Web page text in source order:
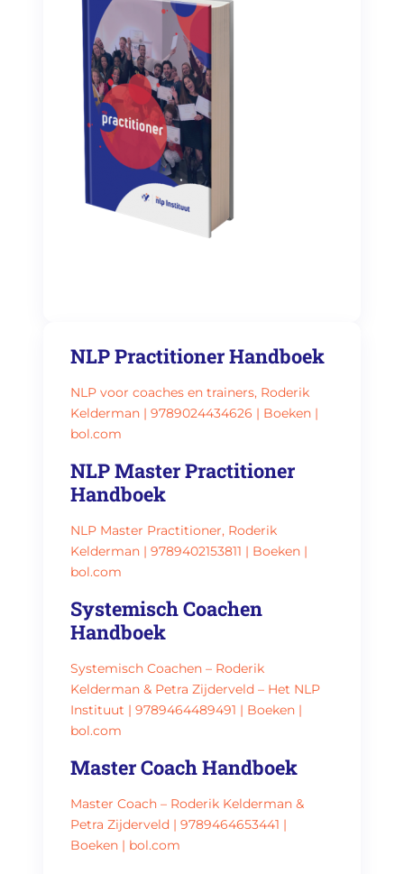
NLP Practitioner Handboek
NLP voor coaches en trainers, Roderik
Kelderman | 9789024434626 | Boeken |
bol.com
NLP Master Practitioner
Handboek
NLP Master Practitioner, Roderik
Kelderman | 9789402153811 | Boeken |
bol.com
Systemisch Coachen
Handboek
Systemisch Coachen – Roderik
Kelderman & Petra Zijderveld – Het NLP
Instituut | 9789464489491 | Boeken |
bol.com
Master Coach Handboek
Master Coach – Roderik Kelderman &
Petra Zijderveld | 9789464653441 |
Boeken | bol.com